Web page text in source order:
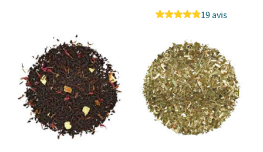
19 avis